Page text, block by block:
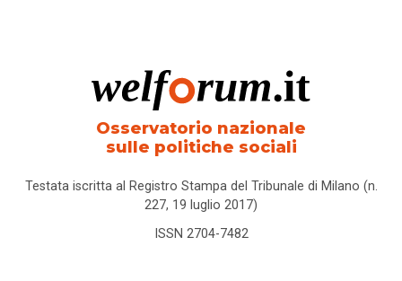
Osservatorio nazionale
sulle politiche sociali
Testata iscritta al Registro Stampa del Tribunale di Milano (n.
227, 19 luglio 2017)
ISSN 2704-7482